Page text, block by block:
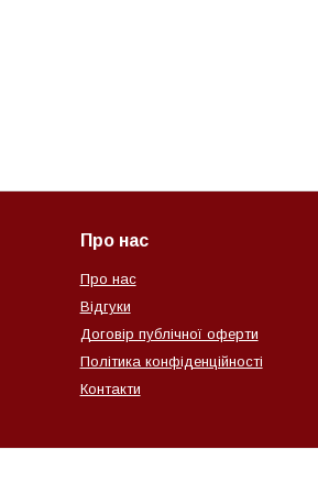
Про нас
Про нас
Відгуки
Договір публічної оферти
Політика конфіденційності
Контакти